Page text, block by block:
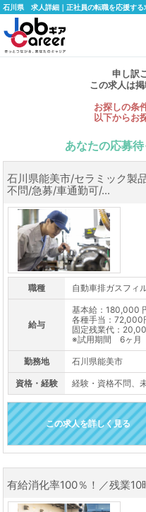
石川県 求人詳細｜正社員の転職を応援する
申し訳
この求人は掲
お探しの条
以下からお
あなたの応募
石川県能美市/セラミック製
不問/急募/車通勤可/...
職種 自動車排ガスフィ
給与
基本給：180,000
各種手当：72,000
固定残業代：
※試用期間 6ヶ月
勤務地 石川県能美市
資格・経験 経験・資格不問、
この求人を詳しく見る
有給消化率100％！／残業